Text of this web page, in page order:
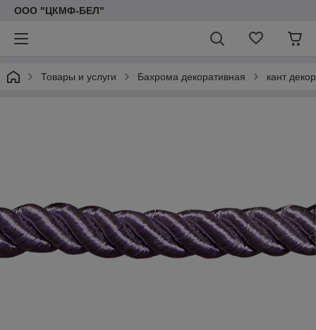
ООО "ЦКМФ-БЕЛ"
Товары и услуги Бахрома декоративная кант